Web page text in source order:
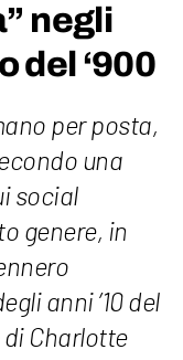
negli
del ‘900
per posta,
una
social
genere, in
anni ’10 del
di Charlotte